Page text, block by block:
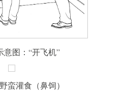
意图：“开飞机”
蛮灌食（鼻饲）